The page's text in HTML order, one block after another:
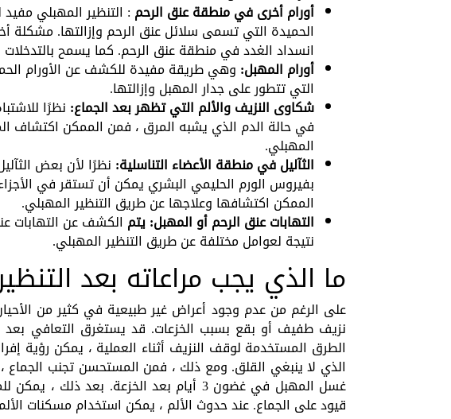
أورام أخرى في منطقة عنق الرحم : التنظير المهبلي
الحميدة التي تسمى سلائل عنق الرحم وإزالتها.
انسداد الغدد في منطقة عنق الرحم. كما يسمح بالتدخلات
أورام المهبل: وهي طريقة مفيدة للكشف عن الأورام
التي تتطور على جدار المهبل وإزالتها.
شكاوى النزيف والألم التي تظهر بعد الجماع: نظرًا
في حالة الدم الذي يشبه المرق ، فمن الممكن اكتشاف
المهبلي.
الثآليل في منطقة الأعضاء التناسلية: نظرًا لأن بعض
بفيروس الورم الحليمي البشري يمكن أن تستقر في
الممكن اكتشافها وعلاجها عن طريق التنظير المهبلي.
التهابات عنق الرحم أو المهبل: يتم الكشف عن التهابات
نتيجة لعوامل مختلفة عن طريق التنظير المهبلي.
ما الذي يجب مراعاته بعد
على الرغم من عدم وجود أعراض غير طبيعية في كثير من
نزيف طفيف أو بقع بسبب الخزعات. قد يستغرق التعافي بعد
الطرق المستخدمة لوقف النزيف أثناء العملية ، يمكن رؤية
الذي لا ينبغي القلق. ومع ذلك ، فمن المستحسن تجنب الجماع
غسل المهبل في غضون 3 أيام بعد الخزعة. بعد
قيود على الجماع. عند حدوث الألم ، يمكن استخدام مسكنات